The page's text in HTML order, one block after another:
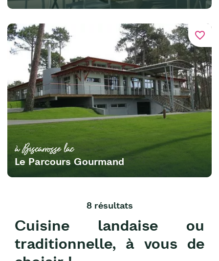
favorite_border
à Biscarrosse lac
Le Parcours Gourmand
8 résultats
Cuisine landaise ou
traditionnelle, à vous de